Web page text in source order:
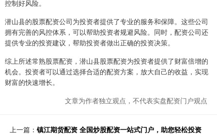
控制好风险。
潜山县的股票配资公司为投资者提供了专业的服务和保障。这些公司
拥有完善的风控体系，可以帮助投资者规避风险。同时，配资公司还
提供专业的投资建议，帮助投资者做出正确的投资决策。
综上所述常熟股票配资，潜山县股票配资为投资者提供了财富倍增的
机会。投资者可以通过选择合适的配资方案，放大自己的收益，实现
财富的快速增长。
文章为作者独立观点，不代表实盘配资门户观点
上一篇： 镇江期货配资 全国炒股配资一站式门户，助您轻松投资